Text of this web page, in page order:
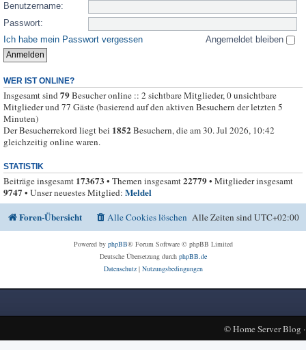
Benutzername:
Passwort:
Ich habe mein Passwort vergessen
Angemeldet bleiben
WER IST ONLINE?
Insgesamt sind79Besucher online :: 2 sichtbare Mitglieder, 0 unsichtbare
Mitglieder und 77 Gäste (basierend auf den aktiven Besuchern der letzten 5
Minuten)
Der Besucherrekord liegt bei 1852Besuchern, die am 30. Jul 2026, 10:42
gleichzeitig online waren.
STATISTIK
Beiträge insgesamt 173673 • Themen insgesamt22779• Mitglieder insgesamt
9747• Unser neuestes Mitglied: Meldel
Foren-Übersicht
Alle Zeiten sindUTC+02:00
Alle Cookies löschen
Powered by phpBB® Forum Software © phpBB Limited
Deutsche Übersetzung durch phpBB.de
Datenschutz| Nutzungsbedingungen
©Home Server Blog